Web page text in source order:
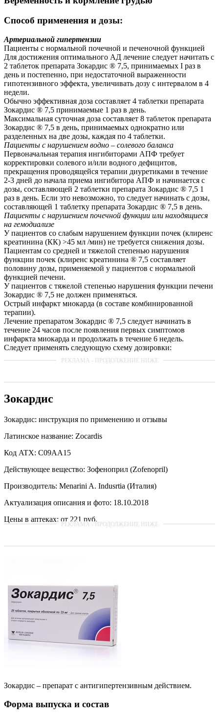
Способ применения и дозы:
Артериальной гипертензии
Пациенты с нормальной почечной и печеночной функцией
Для достижения оптимального АД лечение следует начитать с
2 таблеток препарата Зокардис ® 7,5, принимаемых I раз в
день и постепенно, при недостаточной выраженности
гипотензивного эффекта, увеличивать дозу с интервалом в 4
недели.
Обычно эффективная доза составляет 4 таблетки препарата
Зокардис ® 7,5 принимаемые 1 раз в день.
Максимальная суточная доза составляет 8 таблеток препарата
Зокардис ® 7,5 в день, принимаемых однократно или
разделенных на две дозы, каждая по 4 таблетки.
Пациенты с нарушением водно – солевого баланса
Первоначальная терапия ингибиторами АПФ требует
корректировки солевого и/или водного дефицитов,
прекращения проводящейся терапии диуретиками в течение
2-3 дней до начала приема ингибитора АПФ и начинается с
дозы, составляющей 2 таблетки препарата Зокардис ® 7,5 1
раз в день. Если это невозможно, то следует начинать с дозы,
составляющей 1 таблетку препарата Зокардис ® 7,5 в день.
Пациенты с нарушением почечной функции или находящиеся
на гемодиализе
У пациентов со слабым нарушением функции почек (клиренс
креатинина (КК) >45 мл /мин) не требуется снижения дозы.
Пациентам со средней и тяжелой степенью нарушения
функции почек (клиренс креатинина ® 7,5 составляет
половину дозы, применяемой у пациентов с нормальной
функцией печени.
У пациентов с тяжелой степенью нарушения функции печени
Зокардис ® 7,5 не должен применяться.
Острый инфаркт миокарда (в составе комбинированной
терапии).
Лечение препаратом Зокардис ® 7,5 следует начинать в
течение 24 часов после появления первых симптомов
инфаркта миокарда и продолжать в течение 6 недель.
Следует применять следующую схему дозировки:
Зокардис
Зокардис: инструкция по применению и отзывы
Латинское название: Zocardis
Код ATX: C09AA15
Действующее вещество: Зофеноприл (Zofenopril)
Производитель: Menarini A. Indusrtia (Италия)
Актуализация описания и фото: 18.10.2018
Цены в аптеках: от 221 руб.
Зокардис – препарат с антигипертензивным действием.
Форма выпуска и состав